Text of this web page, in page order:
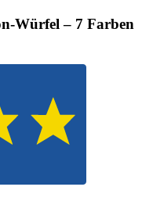
Würfel – 7 Farben